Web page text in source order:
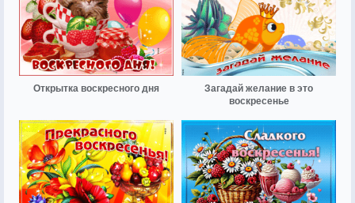
Открытка воскресного дня
Загадай желание в это
воскресенье